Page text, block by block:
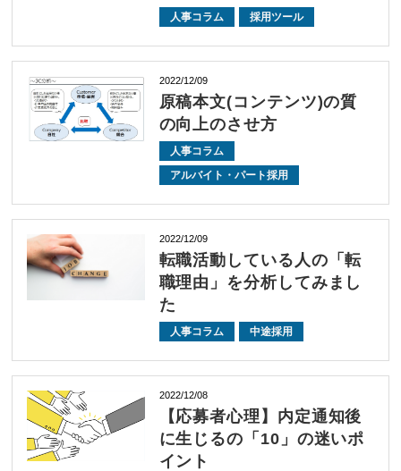
人事コラム 採用ツール
2022/12/09
原稿本文(コンテンツ)の質
の向上のさせ方
人事コラム
アルバイト・パート採用
2022/12/09
転職活動している人の「転
職理由」を分析してみまし
た
人事コラム 中途採用
2022/12/08
【応募者心理】内定通知後
に生じるの「10」の迷いポ
イント